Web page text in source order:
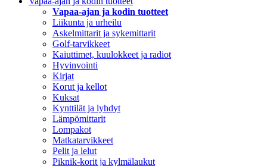
Vapaa-ajan ja kodin tuotteet
Liikunta ja urheilu
Askelmittarit ja sykemittarit
Golf-tarvikkeet
Kaiuttimet, kuulokkeet ja radiot
Hyvinvointi
Kirjat
Korut ja kellot
Kuksat
Kynttilät ja lyhdyt
Lämpömittarit
Lompakot
Matkatarvikkeet
Pelit ja lelut
Piknik-korit ja kylmälaukut